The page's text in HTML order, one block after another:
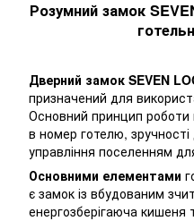
Розумний замок
Дверний замок SEVEN
призначений для
Основний принцип роботи
в номер готелю,
управління поселенням
Основними елементами
є замок із вбудованим
енергозберігаюча кишеня